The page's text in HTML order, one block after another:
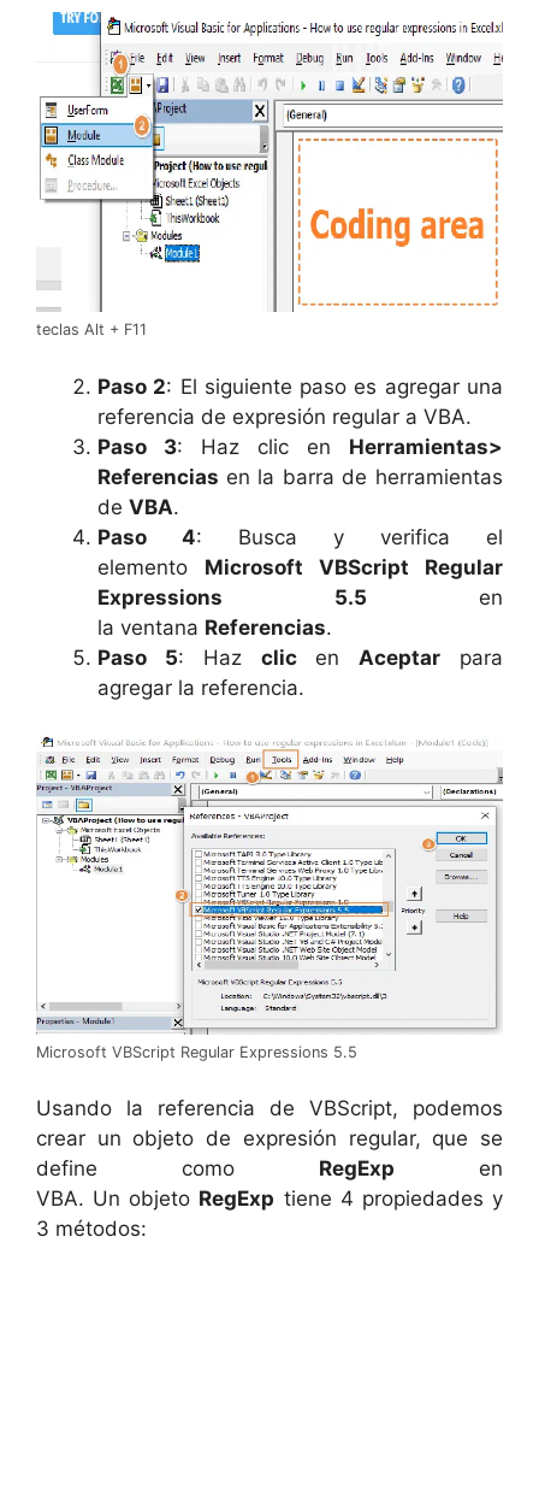
teclas Alt + F11
Paso 2: El siguiente paso es agregar una
referencia de expresión regular a VBA.
Paso 3: Haz clic en Herramientas>
Referencias en la barra de herramientas
de VBA.
Paso 4: Busca y verifica el
elemento Microsoft VBScript Regular
Expressions 5.5 en
la ventana Referencias.
Paso 5: Haz clic en Aceptar para
agregar la referencia.
Microsoft VBScript Regular Expressions 5.5
Usando la referencia de VBScript, podemos
crear un objeto de expresión regular, que se
define como RegExp en
VBA. Un objeto RegExp tiene 4 propiedades y
3 métodos: